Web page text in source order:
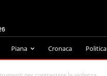
Piana Cronaca Politica